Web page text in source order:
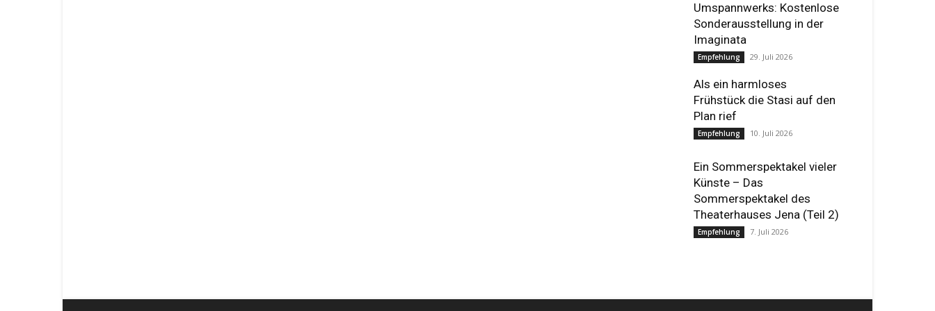
Umspannwerks: Kostenlose
Sonderausstellung in der
Imaginata
Empfehlung 29. Juli 2026
Als ein harmloses
Frühstück die Stasi auf den
Plan rief
Empfehlung 10. Juli 2026
Ein Sommerspektakel vieler
Künste – Das
Sommerspektakel des
Theaterhauses Jena (Teil 2)
Empfehlung 7. Juli 2026